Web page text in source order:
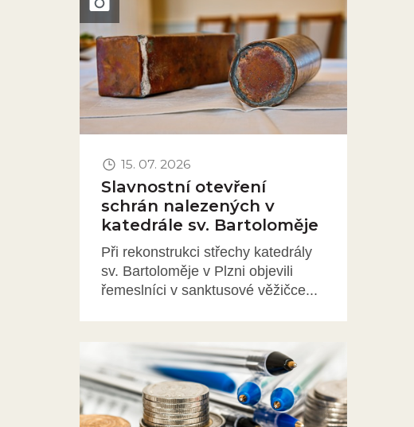
15. 07. 2026
Slavnostní otevření
schrán nalezených v
katedrále sv. Bartoloměje
Při rekonstrukci střechy katedrály
sv. Bartoloměje v Plzni objevili
řemeslníci v sanktusové věžičce...
Obrázek novinky